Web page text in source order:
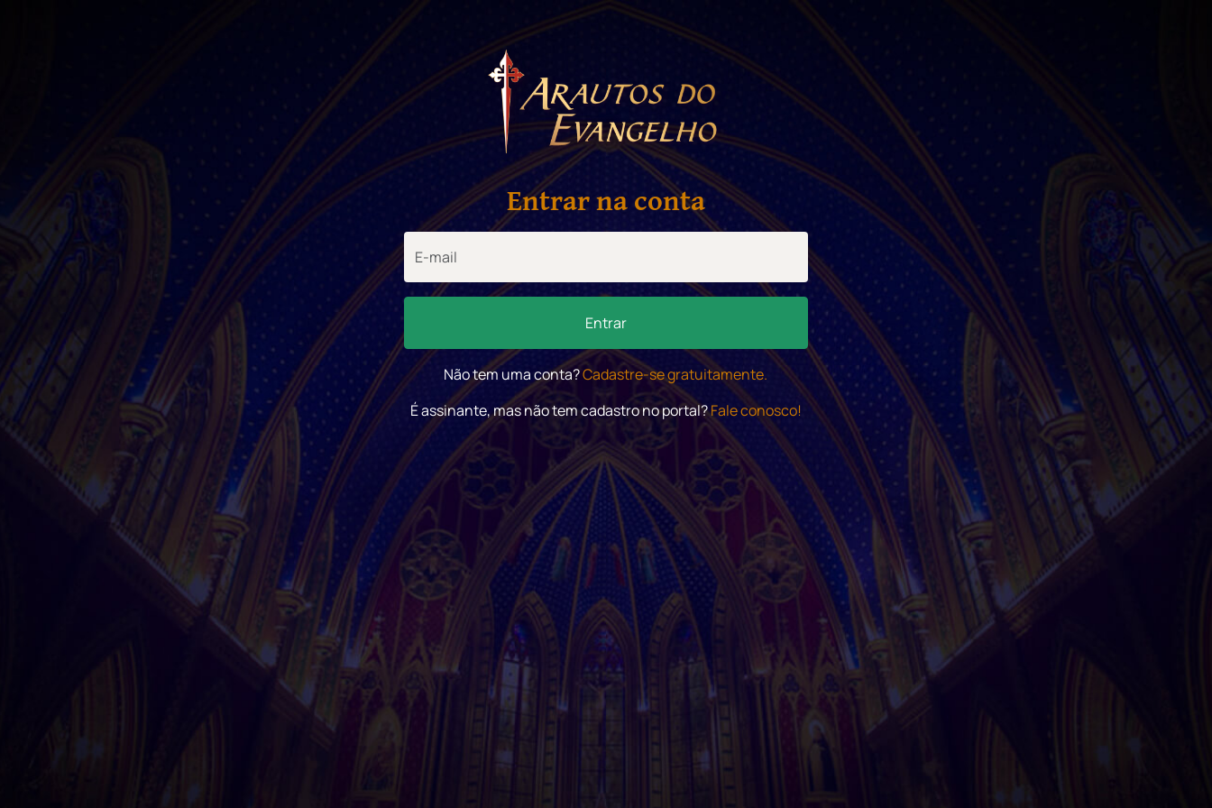
Entrar na conta
Entrar
Não tem uma conta?Cadastre-se gratuitamente.
É assinante, mas não tem cadastro no portal?Fale conosco!